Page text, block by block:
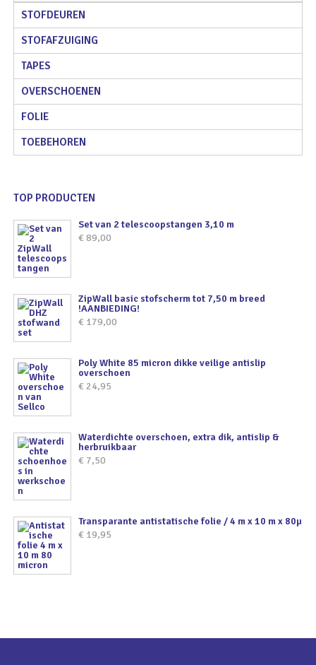
STOFDEUREN
STOFAFZUIGING
TAPES
OVERSCHOENEN
FOLIE
TOEBEHOREN
TOP PRODUCTEN
Set van 2 telescoopstangen 3,10 m
€ 89,00
ZipWall basic stofscherm tot 7,50 m breed
!AANBIEDING!
€ 179,00
Poly White 85 micron dikke veilige antislip
overschoen
€ 24,95
Waterdichte overschoen, extra dik, antislip &
herbruikbaar
€ 7,50
Transparante antistatische folie / 4 m x 10 m x 80µ
€ 19,95